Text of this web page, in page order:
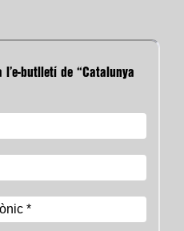
butlletí de “Catalunya